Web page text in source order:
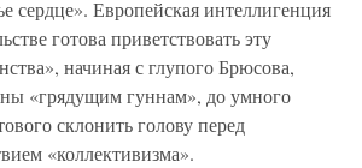
сердце». Европейская интеллигенция
готова приветствовать эту
начиная с глупого Брюсова,
«грядущим гуннам», до умного
склонить голову перед
«коллективизма».